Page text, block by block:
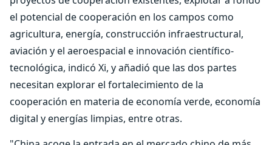
el potencial de cooperación en los campos como
agricultura, energía, construcción infraestructural,
aviación y el aeroespacial e innovación científico-
tecnológica, indicó Xi, y añadió que las dos partes
necesitan explorar el fortalecimiento de la
cooperación en materia de economía verde, economía
digital y energías limpias, entre otras.